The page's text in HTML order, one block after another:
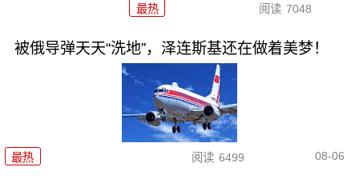
最热 阅读 7048
被俄导弹天天“洗地”，泽连斯基还在做着美梦！
最热 阅读 6499 08-06